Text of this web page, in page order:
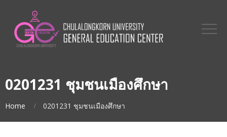
0201231 ชุมชนเมืองศึกษา
Home 0201231 ชุมชนเมืองศึกษา